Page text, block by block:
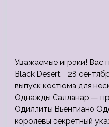
Уважаемые игроки! Вас
Black Desert. 28
выпуск костюма для
Однажды Салланар —
Одиллиты Вьентиано
королевы секретный